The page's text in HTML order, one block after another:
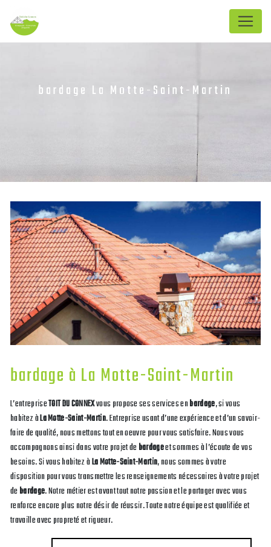
bardage La Motte-Saint-Martin
bardage à La Motte-Saint-Martin
L’entrepriseTOIT DU CONNEXvous propose ses services enbardage, si vous
habitez àLa Motte-Saint-Martin. Entreprise usant d’une expérience et d’un savoir-
faire de qualité, nous mettons tout en oeuvre pour vous satisfaire. Nous vous
accompagnons ainsi dans votre projet debardageet sommes à l’écoute de vos
besoins. Si vous habitez àLa Motte-Saint-Martin, nous sommes à votre
disposition pour vous transmettre les renseignements nécessaires à votre projet
debardage. Notre métier est avant tout notre passion et le partager avec vous
renforce encore plus notre désir de réussir. Toute notre équipe est qualifiée et
travaille avec propreté et rigueur.